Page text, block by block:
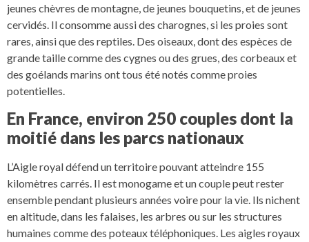
jeunes chèvres de montagne, de jeunes bouquetins, et de jeunes
cervidés. Il consomme aussi des charognes, si les proies sont
rares, ainsi que des reptiles. Des oiseaux, dont des espèces de
grande taille comme des cygnes ou des grues, des corbeaux et
des goélands marins ont tous été notés comme proies
potentielles.
En France, environ 250 couples dont la
moitié dans les parcs nationaux
L’Aigle royal défend un territoire pouvant atteindre 155
kilomètres carrés. Il est monogame et un couple peut rester
ensemble pendant plusieurs années voire pour la vie. Ils nichent
en altitude, dans les falaises, les arbres ou sur les structures
humaines comme des poteaux téléphoniques. Les aigles royaux